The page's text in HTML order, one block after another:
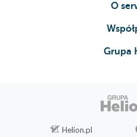
O
Grupa
Helion.pl